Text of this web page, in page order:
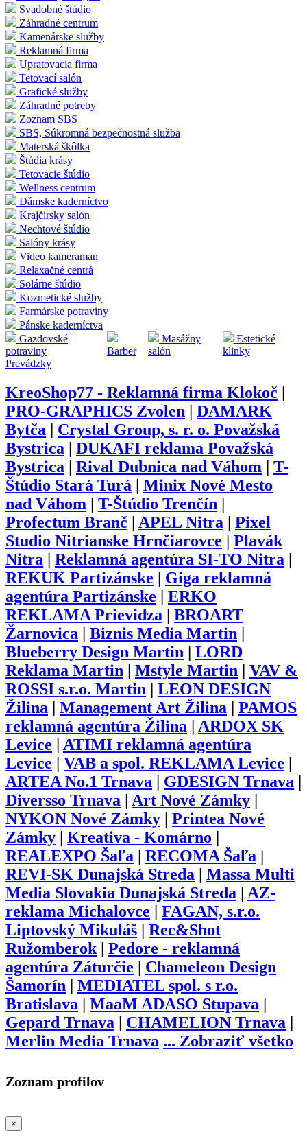
Svadobné štúdio
Záhradné centrum
Kamenárske služby
Reklamná firma
Upratovacia firma
Tetovací salón
Grafické služby
Záhradné potreby
Zoznam SBS
SBS, Súkromná bezpečnostná služba
Materská škôlka
Štúdia krásy
Tetovacie štúdio
Wellness centrum
Dámske kaderníctvo
Krajčírsky salón
Nechtové štúdio
Salóny krásy
Video kameraman
Relaxačné centrá
Solárne štúdio
Kozmetické služby
Farmárske potraviny
Pánske kaderníctva
Gazdovské
potraviny
Barber
Masážny
salón
Estetické
klinky
Prevádzky
KreoShop77 - Reklamná firma Klokoč
PRO-GRAPHICS Zvolen
DAMARK
Bytča
Crystal Group, s. r. o. Považská
Bystrica
DUKAFI reklama Považská
Bystrica
Rival Dubnica nad Váhom
T-
Štúdio Stará Turá
Minix Nové Mesto
nad Váhom
T-Štúdio Trenčín
Profectum Branč
APEL Nitra
Pixel
Studio Nitrianske Hrnčiarovce
Plavák
Nitra
Reklamná agentúra SI-TO Nitra
REKUK Partizánske
Giga reklamná
agentúra Partizánske
ERKO
REKLAMA Prievidza
BROART
Žarnovica
Biznis Media Martin
Blueberry Design Martin
LORD
Reklama Martin
Mstyle Martin
VAV &
ROSSI s.r.o. Martin
LEON DESIGN
Žilina
Management Art Žilina
PAMOS
reklamná agentúra Žilina
ARDOX SK
Levice
ATIMI reklamná agentúra
Levice
VAB a spol. REKLAMA Levice
ARTEA No.1 Trnava
GDESIGN Trnava
Diversso Trnava
Art Nové Zámky
NYKON Nové Zámky
Printea Nové
Zámky
Kreativa - Komárno
REALEXPO Šaľa
RECOMA Šaľa
REVI-SK Dunajská Streda
Massa Multi
Media Slovakia Dunajská Streda
AZ-
reklama Michalovce
FAGAN, s.r.o.
Liptovský Mikuláš
Rec&Shot
Ružomberok| Pedore - reklamná
agentúra Záturčie
Chameleon Design
Šamorín
MEDIATEL spol. s r.o.
Bratislava
MaaM ADASO Stupava
Gepard Trnava
CHAMELION Trnava
Merlin Media Trnava ... Zobraziť všetko
Zoznam profilov
×